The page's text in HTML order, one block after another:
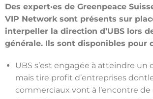
Des expert·es de Greenpeace
VIP Network sont présents sur
interpeller la direction d’UBS lors
générale. Ils sont disponibles pour
UBS s’est engagée à atteindre un
mais tire profit d’entreprises
commerciaux vont à l’encontre